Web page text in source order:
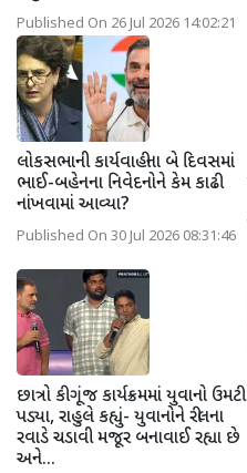
Published On 26 Jul 2026 14:02:21
લોકસભાની કાર્યવાહીના બે દિવસમાં
ભાઈ-બહેનના નિવેદનોને કેમ કાઢી
નાંખવામાં આવ્યા?
Published On 30 Jul 2026 08:31:46
છાત્રો કી ગૂંજ કાર્યક્રમમાં યુવાનો ઉમટી
પડ્યા, રાહુલે કહ્યું- યુવાનોને રીલના
રવાડે ચડાવી મજૂર બનાવાઈ રહ્યા છે
અને...